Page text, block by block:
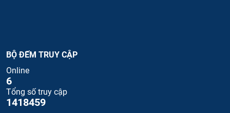
BỘ ĐẾM TRUY CẬP
Online
6
Tổng số truy cập
1418459